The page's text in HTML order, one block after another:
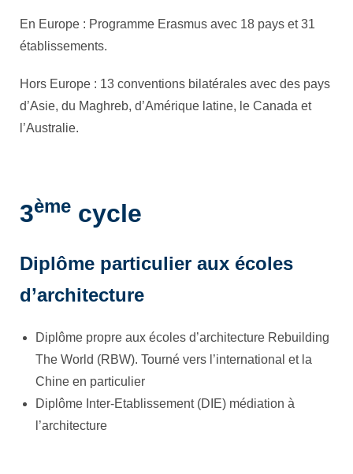
En Europe : Programme Erasmus avec 18 pays et 31
établissements.
Hors Europe : 13 conventions bilatérales avec des pays
d’Asie, du Maghreb, d’Amérique latine, le Canada et
l’Australie.
3ème cycle
Diplôme particulier aux écoles
d’architecture
Diplôme propre aux écoles d’architecture Rebuilding
The World (RBW). Tourné vers l’international et la
Chine en particulier
Diplôme Inter-Etablissement (DIE) médiation à
l’architecture